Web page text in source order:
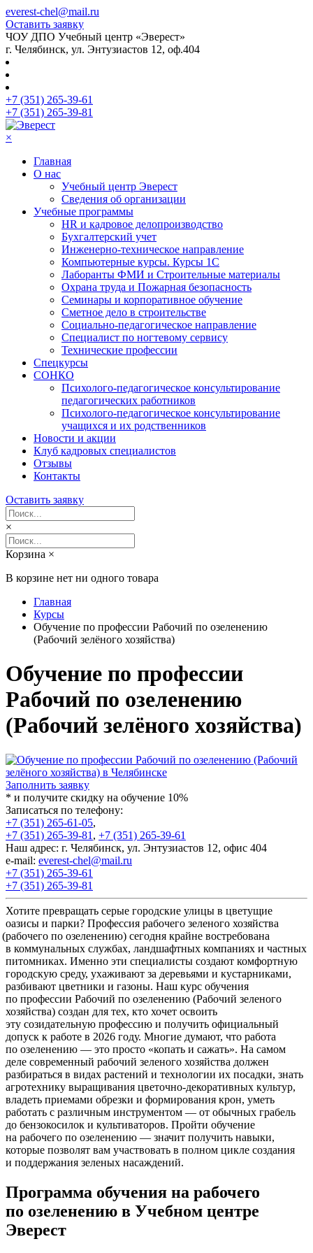
everest-chel@mail.ru
Оставить заявку
ЧОУ ДПО Учебный центр «Эверест»
г. Челябинск, ул. Энтузиастов 12, оф.404
+7 (351) 265-39-61
+7 (351) 265-39-81
×
Главная
О нас
Учебный центр Эверест
Сведения об организации
Учебные программы
HR и кадровое делопроизводство
Бухгалтерский учет
Инженерно-техническое направление
Компьютерные курсы. Курсы 1С
Лаборанты ФМИ и Строительные материалы
Охрана труда и Пожарная безопасность
Семинары и корпоративное обучение
Сметное дело в строительстве
Социально-педагогическое направление
Специалист по ногтевому сервису
Технические профессии
Спецкурсы
СОНКО
Психолого-педагогическое консультирование
педагогических работников
Психолого-педагогическое консультирование
учащихся и их родственников
Новости и акции
Клуб кадровых специалистов
Отзывы
Контакты
Оставить заявку
×
Корзина ×
В корзине нет ни одного товара
Главная
Курсы
Обучение по профессии Рабочий по озеленению
(Рабочий зелёного хозяйства)
Обучение по профессии
Рабочий по озеленению
(Рабочий зелёного хозяйства)
Заполнить заявку
* и получите скидку на обучение 10%
Записаться по телефону:
+7 (351) 265-61-05,
+7 (351) 265-39-81 , +7 (351) 265-39-61
Наш адрес: г. Челябинск, ул. Энтузиастов 12, офис 404
e-mail: everest-chel@mail.ru
+7 (351) 265-39-61
+7 (351) 265-39-81
Хотите превращать серые городские улицы в цветущие
оазисы и парки? Профессия рабочего зеленого хозяйства
(рабочего по озеленению) сегодня крайне востребована
в коммунальных службах, ландшафтных компаниях и частных
питомниках. Именно эти специалисты создают комфортную
городскую среду, ухаживают за деревьями и кустарниками,
разбивают цветники и газоны. Наш курс обучения
по профессии Рабочий по озеленению (Рабочий зеленого
хозяйства) создан для тех, кто хочет освоить
эту созидательную профессию и получить официальный
допуск к работе в 2026 году. Многие думают, что работа
по озеленению — это просто «копать и сажать». На самом
деле современный рабочий зеленого хозяйства должен
разбираться в видах растений и технологии их посадки, знать
агротехнику выращивания цветочно-декоративных культур,
владеть приемами обрезки и формирования крон, уметь
работать с различным инструментом — от обычных грабель
до бензокосилок и культиваторов. Пройти обучение
на рабочего по озеленению — значит получить навыки,
которые позволят вам участвовать в полном цикле создания
и поддержания зеленых насаждений.
Программа обучения на рабочего
по озеленению в Учебном центре
Эверест